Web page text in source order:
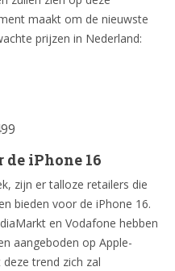
maakt om de nieuwste
prijzen in Nederland:
iPhone 16
zijn er talloze retailers die
bieden voor de iPhone 16.
en Vodafone hebben
aangeboden op Apple-
trend zich zal